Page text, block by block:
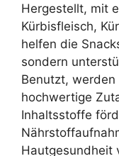
Hergestellt, mit
Kürbisfleisch,
helfen die
sondern
Benutzt,
hochwertige
Inhaltsstoffe
Hautgesundheit